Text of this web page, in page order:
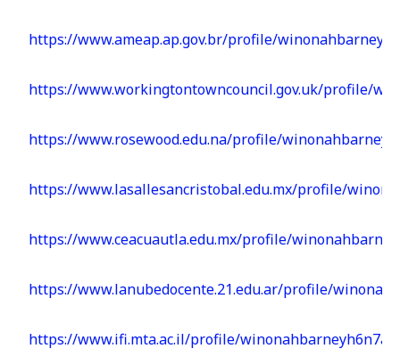
https://www.ameap.ap.gov.br/profile/
https://www.workingtontowncouncil.gov.uk/profile/
https://www.rosewood.edu.na/profile/
https://www.lasallesancristobal.edu.mx/profile/
https://www.ceacuautla.edu.mx/profile/
https://www.lanubedocente.21.edu.ar/profile/
https://www.ifi.mta.ac.il/profile/